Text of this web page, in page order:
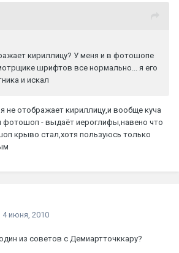
кириллицу? У меня и в фотошопе
шрифтов все нормально... я его
и искал
не отображает кириллицу,и вообще куча
- выдаёт иероглифы,навено что
крыво стал,хотя пользуюсь только
4 июня, 2010
из советов с Демиартточккару?